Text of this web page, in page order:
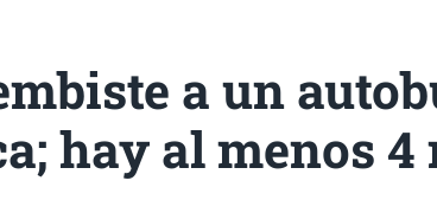
a un
hay al menos 4